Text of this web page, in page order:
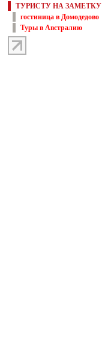
ТУРИСТУ НА ЗАМЕТКУ
гостиница в Домодедово
Туры в Австралию